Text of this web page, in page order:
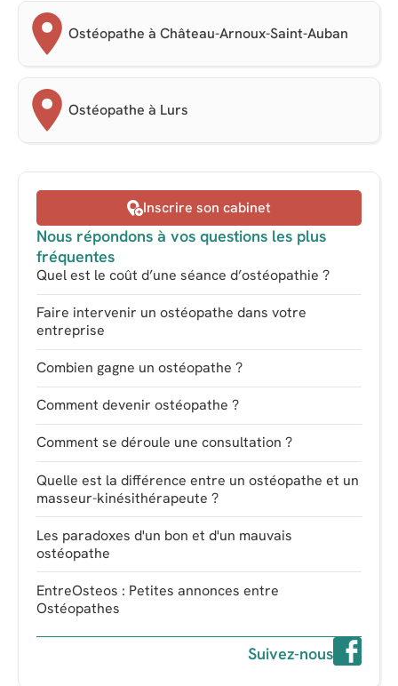
Ostéopathe à Château-Arnoux-Saint-Auban
Ostéopathe à Lurs
Inscrire son cabinet
Nous répondons à vos questions les plus
fréquentes
Quel est le coût d’une séance d’ostéopathie ?
Faire intervenir un ostéopathe dans votre
entreprise
Combien gagne un ostéopathe ?
Comment devenir ostéopathe ?
Comment se déroule une consultation ?
Quelle est la différence entre un ostéopathe et un
masseur-kinésithérapeute ?
Les paradoxes d'un bon et d'un mauvais
ostéopathe
EntreOsteos : Petites annonces entre
Ostéopathes
Suivez-nous